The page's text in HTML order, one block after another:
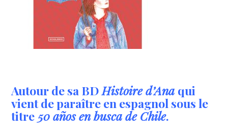
Autour de sa BDHistoire d’Ana qui
vient de paraître en espagnol sous le
titre 50 años en busca de Chile.